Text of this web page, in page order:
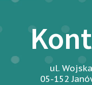
ul.
05-152